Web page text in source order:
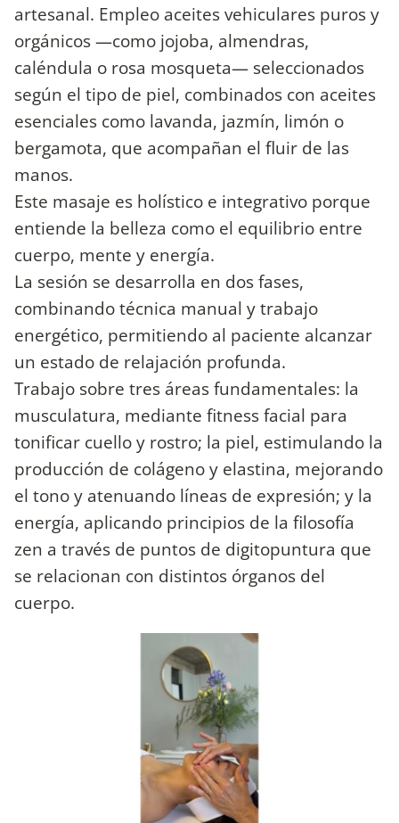
artesanal. Empleo aceites vehiculares puros y
orgánicos —como jojoba, almendras,
caléndula o rosa mosqueta— seleccionados
según el tipo de piel, combinados con aceites
esenciales como lavanda, jazmín, limón o
bergamota, que acompañan el fluir de las
manos.
Este masaje es holístico e integrativo porque
entiende la belleza como el equilibrio entre
cuerpo, mente y energía.
La sesión se desarrolla en dos fases,
combinando técnica manual y trabajo
energético, permitiendo al paciente alcanzar
un estado de relajación profunda.
Trabajo sobre tres áreas fundamentales: la
musculatura, mediante fitness facial para
tonificar cuello y rostro; la piel, estimulando la
producción de colágeno y elastina, mejorando
el tono y atenuando líneas de expresión; y la
energía, aplicando principios de la filosofía
zen a través de puntos de digitopuntura que
se relacionan con distintos órganos del
cuerpo.